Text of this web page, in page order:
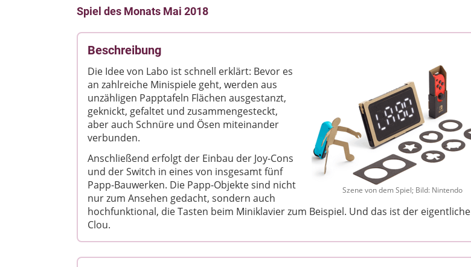
Spiel des Monats Mai 2018
Beschreibung
Szene von dem Spiel; Bild: Nintendo
Die Idee von Labo ist schnell erklärt: Bevor es
an zahlreiche Minispiele geht, werden aus
unzähligen Papptafeln Flächen ausgestanzt,
geknickt, gefaltet und zusammengesteckt,
aber auch Schnüre und Ösen miteinander
verbunden.
Anschließend erfolgt der Einbau der Joy-Cons
und der Switch in eines von insgesamt fünf
Papp-Bauwerken. Die Papp-Objekte sind nicht
nur zum Ansehen gedacht, sondern auch
hochfunktional, die Tasten beim Miniklavier zum Beispiel. Und das ist der eigentliche
Clou.